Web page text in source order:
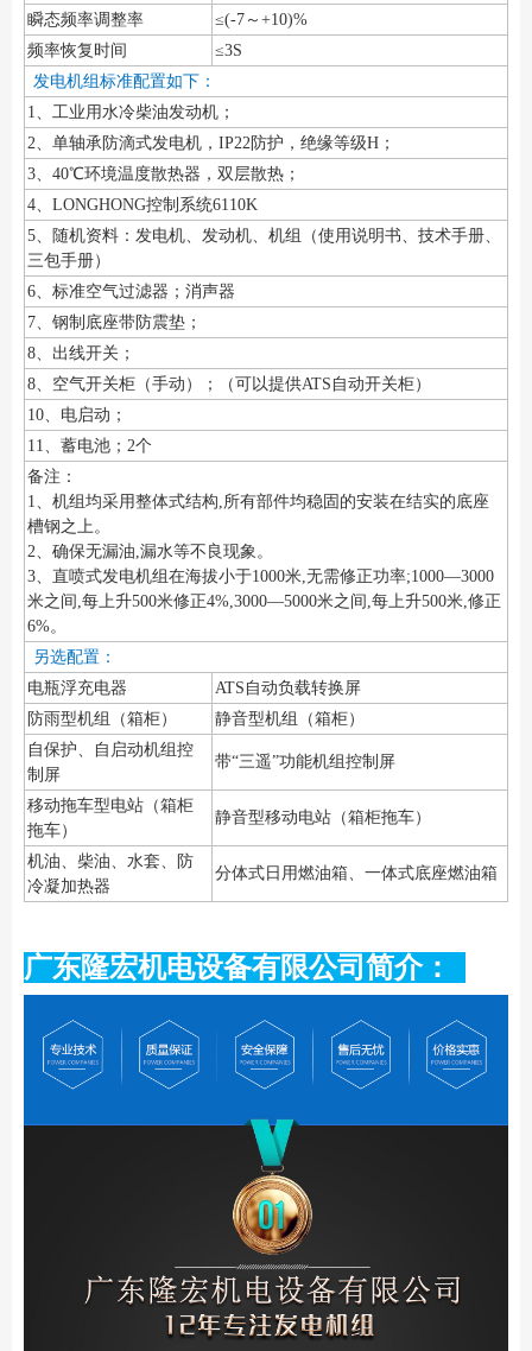
瞬态频率调整率
≤(-7～+10)%
频率恢复时间
≤3S
发电机组标准配置如下：
1、工业用水冷柴油发动机；
2、单轴承防滴式发电机，IP22防护，绝缘等级H；
3、40℃环境温度散热器，双层散热；
4、LONGHONG控制系统6110K
5、随机资料：发电机、发动机、机组（使用说明书、技术手册、
三包手册）
6、标准空气过滤器；消声器
7、钢制底座带防震垫；
8、出线开关；
8、空气开关柜（手动）；（可以提供ATS自动开关柜）
10、电启动；
11、蓄电池；2个
备注：
1、机组均采用整体式结构,所有部件均稳固的安装在结实的底座
槽钢之上。
2、确保无漏油,漏水等不良现象。
3、直喷式发电机组在海拔小于1000米,无需修正功率;1000—3000
米之间,每上升500米修正4%,3000—5000米之间,每上升500米,修正
6%。
另选配置：
电瓶浮充电器
ATS自动负载转换屏
防雨型机组（箱柜）
静音型机组（箱柜）
自保护、自启动机组控
制屏
带“三遥”功能机组控制屏
移动拖车型电站（箱柜
拖车）
静音型移动电站（箱柜拖车）
机油、柴油、水套、防
冷凝加热器
分体式日用燃油箱、一体式底座燃油箱
广东隆宏机电设备有限公司简介：